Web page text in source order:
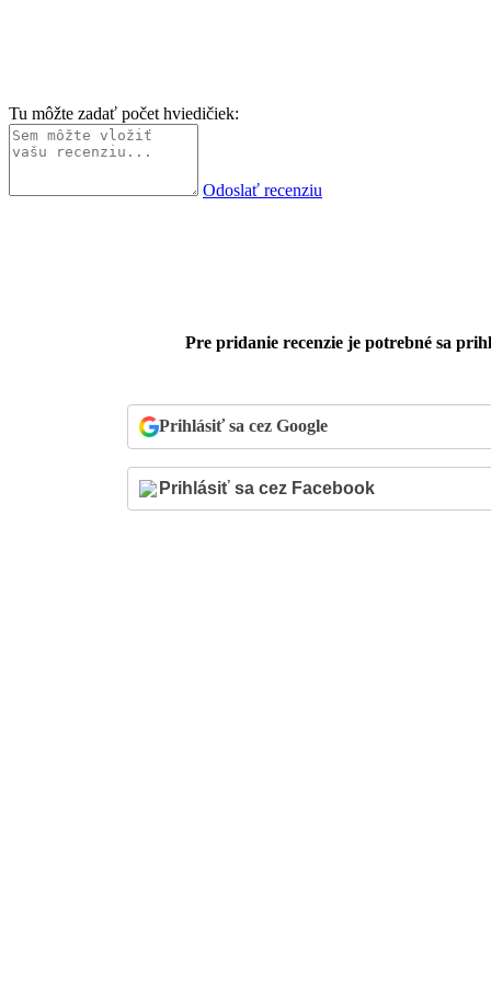
Tu môžte zadať počet hviedičiek:
Odoslať recenziu
Pre pridanie recenzie je potrebné sa
Prihlásiť sa cez Google